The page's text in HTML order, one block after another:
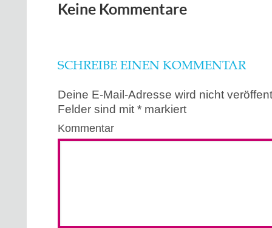
Keine Kommentare
SCHREIBE EINEN KOMMENTAR
Deine E-Mail-Adresse wird nicht
Felder sind mit * markiert
Kommentar